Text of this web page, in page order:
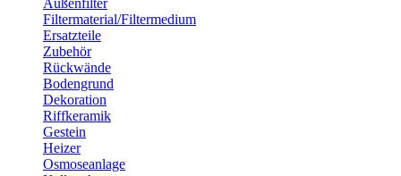
Außenfilter
Filtermaterial/Filtermedium
Ersatzteile
Zubehör
Rückwände
Bodengrund
Dekoration
Riffkeramik
Gestein
Heizer
Osmoseanlage